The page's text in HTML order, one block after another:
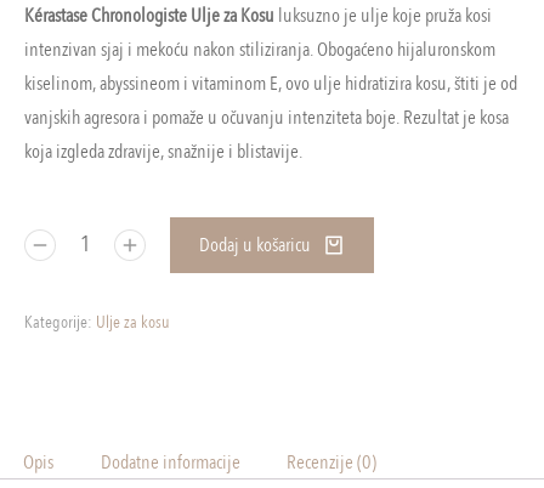
Kérastase Chronologiste Ulje za Kosu luksuzno je ulje koje pruža kosi
intenzivan sjaj i mekoću nakon stiliziranja. Obogaćeno hijaluronskom
kiselinom, abyssineom i vitaminom E, ovo ulje hidratizira kosu, štiti je od
vanjskih agresora i pomaže u očuvanju intenziteta boje. Rezultat je kosa
koja izgleda zdravije, snažnije i blistavije.
Dodaj u košaricu
Kategorije: Ulje za kosu
Opis Dodatne informacije Recenzije (0)